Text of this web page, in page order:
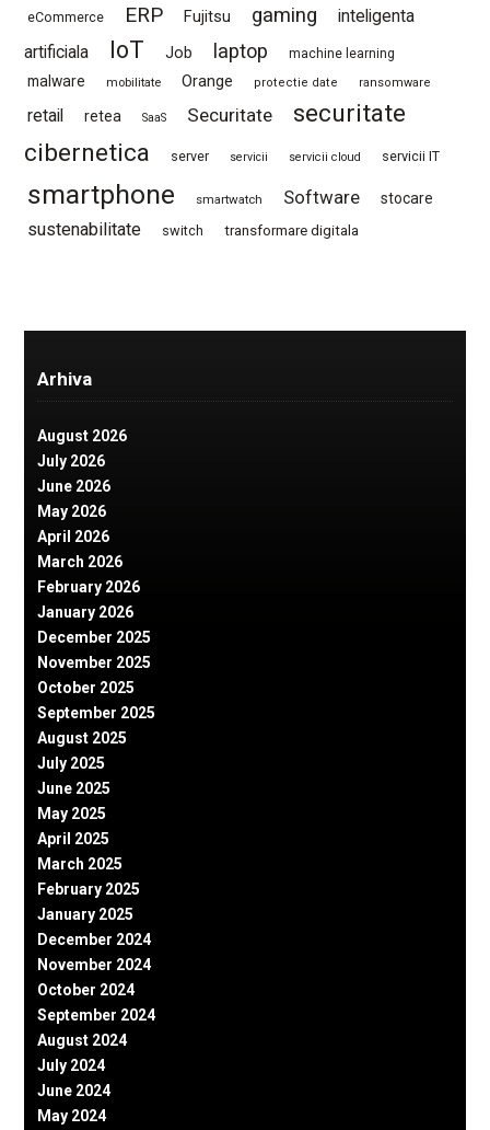
eCommerce ERP Fujitsu gaming
inteligenta
artificiala
IoT Job laptop machine learning
malware mobilitate Orange protectie date ransomware
retail retea SaaS Securitate
securitate
cibernetica
server servicii servicii cloud servicii IT
smartphone smartwatch Software stocare
sustenabilitate switch transformare digitala
Arhiva
August 2026
July 2026
June 2026
May 2026
April 2026
March 2026
February 2026
January 2026
December 2025
November 2025
October 2025
September 2025
August 2025
July 2025
June 2025
May 2025
April 2025
March 2025
February 2025
January 2025
December 2024
November 2024
October 2024
September 2024
August 2024
July 2024
June 2024
May 2024